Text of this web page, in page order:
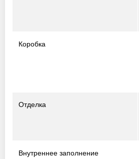
Коробка
Отделка
Внутреннее заполнение